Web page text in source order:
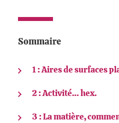
Sommaire
1 : Aires de surfaces
2 : Activité… hex.
3 : La matière,